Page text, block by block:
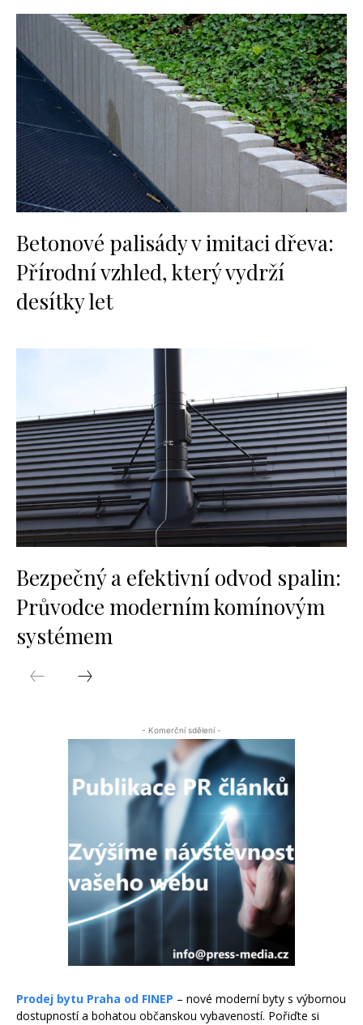
Betonové palisády v imitaci dřeva:
Přírodní vzhled, který vydrží
desítky let
Bezpečný a efektivní odvod spalin:
Průvodce moderním komínovým
systémem
- Komerční sdělení -
Prodej bytu Praha od FINEP – nové moderní byty s výbornou
dostupností a bohatou občanskou vybaveností. Pořiďte si